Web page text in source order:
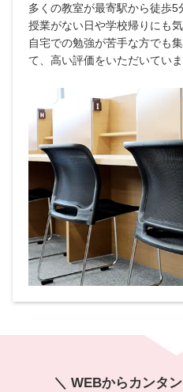
多くの教室が最寄駅から徒歩5
授業がない日や学校帰りにも
自宅での勉強が苦手な方でも
て、高い評価をいただいていま
＼ WEBからカンタ